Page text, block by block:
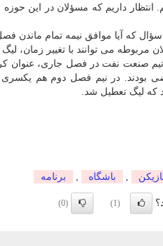
انتظار داریم كه مسؤلان در این
كه آیا موافق نیمه تمام ماندن
مربوطه می توانند با تغییر زمان،
تیم صنعت نفت در فصل جاری، عنوان
بودند. در نیم فصل دوم هم
كه لیگ تعطیل شد.
باشگاه برنامه
(1)
(0)